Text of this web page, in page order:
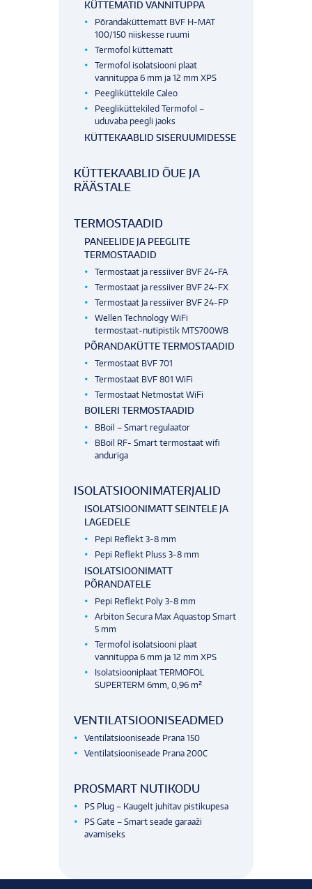
KÜTTEMATID VANNITUPPA
Põrandaküttematt BVF H-MAT
100/150 niiskesse ruumi
Termofol küttematt
Termofol isolatsiooni plaat
vannituppa 6 mm ja 12 mm XPS
Peegliküttekile Caleo
Peegliküttekiled Termofol –
uduvaba peegli jaoks
KÜTTEKAABLID SISERUUMIDESSE
KÜTTEKAABLID ÕUE JA
RÄÄSTALE
TERMOSTAADID
PANEELIDE JA PEEGLITE
TERMOSTAADID
Termostaat ja ressiiver BVF 24-FA
Termostaat ja ressiiver BVF 24-FX
Termostaat Ja ressiiver BVF 24-FP
Wellen Technology WiFi
termostaat-nutipistik MTS700WB
PÕRANDAKÜTTE TERMOSTAADID
Termostaat BVF 701
Termostaat BVF 801 WiFi
Termostaat Netmostat WiFi
BOILERI TERMOSTAADID
BBoil – Smart regulaator
BBoil RF- Smart termostaat wifi
anduriga
ISOLATSIOONIMATERJALID
ISOLATSIOONIMATT SEINTELE JA
LAGEDELE
Pepi Reflekt 3-8 mm
Pepi Reflekt Pluss 3-8 mm
ISOLATSIOONIMATT
PÕRANDATELE
Pepi Reflekt Poly 3-8 mm
Arbiton Secura Max Aquastop Smart
5 mm
Termofol isolatsiooni plaat
vannituppa 6 mm ja 12 mm XPS
Isolatsiooniplaat TERMOFOL
SUPERTERM 6mm, 0,96 m²
VENTILATSIOONISEADMED
Ventilatsiooniseade Prana 150
Ventilatsiooniseade Prana 200C
PROSMART NUTIKODU
PS Plug – Kaugelt juhitav pistikupesa
PS Gate – Smart seade garaaži
avamiseks